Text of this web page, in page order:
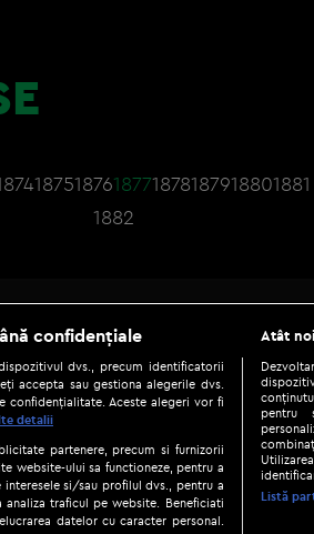
1875187618771878187918801881
1882
Be social
Copyright ©
|Termeni și condiții|Politica de
confidențiale
dvs., precum identificatorii
accepta sau gestiona alegerile dvs.
Aceste alegeri vor fi
detalii
partenere, precum si furnizorii
website-ului sa functioneze, pentru a
si/sau profilul dvs., pentru a
traficul pe website. Beneficiati
datelor cu caracter personal.
Atât
pentru
Listă